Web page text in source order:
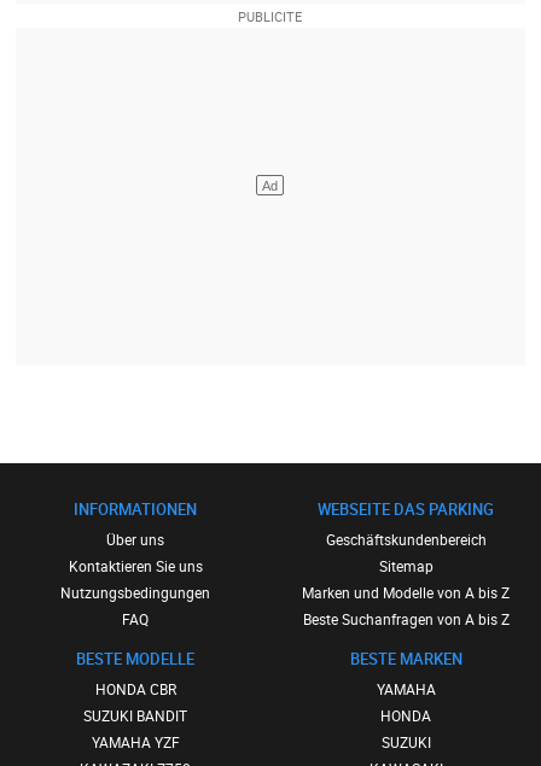
INFORMATIONEN
Über uns
Kontaktieren Sie uns
Nutzungsbedingungen
FAQ
BESTE MODELLE
HONDA CBR
SUZUKI BANDIT
YAMAHA YZF
WEBSEITE DAS PARKING
Geschäftskundenbereich
Sitemap
Marken und Modelle von A bis Z
Beste Suchanfragen von A bis Z
BESTE MARKEN
YAMAHA
HONDA
SUZUKI